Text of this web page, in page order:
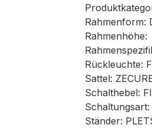
Rahmenform:
Rahmenhöhe:
Rückleuchte:
Sattel:
Schalthebel:
Ständer: